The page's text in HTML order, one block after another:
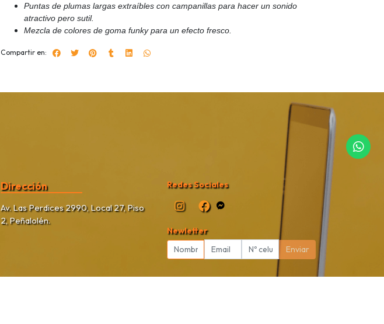
Puntas de plumas largas extraíbles con campanillas para hacer un sonido
atractivo pero sutil.
Mezcla de colores de goma funky para un efecto fresco.
Compartir en:
Dirección
Av. Las Perdices 2990, Local 27, Piso
2, Peñalolén.
Redes Sociales
Newletter
Enviar